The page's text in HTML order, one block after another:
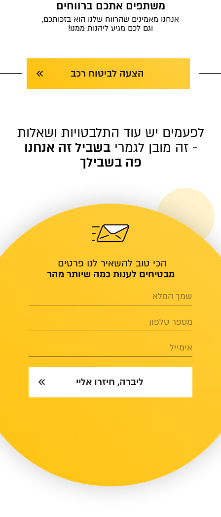
משתפים אתכם ברווחים
אנחנו מאמינים שהרווח שלנו הוא בזכותכם,
וגם לכם מגיע ליהנות ממנו!
הצעה לביטוח רכב
לפעמים יש עוד התלבטויות ושאלות
- זה מובן לגמרי בשביל זה אנחנו
פה בשבילך
הכי טוב להשאיר לנו פרטים
מבטיחים לענות כמה שיותר מהר
שמך המלא
מספר טלפון
אימייל
ליברה, חיזרו אליי